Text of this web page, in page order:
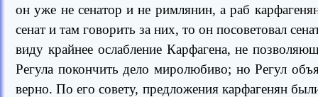
он уже не сенатор и не римлянин, а раб
сенат и там говорить за них, то он посоветовал
виду крайнее ослабление Карфагена, не
Регула покончить дело миролюбиво; но Регул
верно. По его совету, предложения карфагенян